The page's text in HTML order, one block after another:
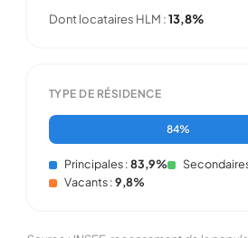
Dont locataires HLM :13,8%
TYPE DE RÉSIDENCE
84%
Principales :83,9%
Vacants :9,8%